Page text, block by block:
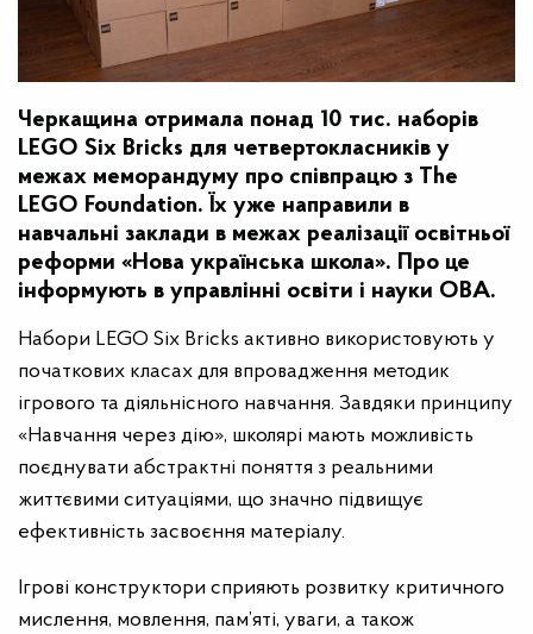
Черкащина отримала понад 10 тис. наборів
LEGO Six Bricks для четвертокласників у
межах меморандуму про співпрацю з The
LEGO Foundation. Їх уже направили в
навчальні заклади в межах реалізації освітньої
реформи «Нова українська школа». Про це
інформують в управлінні освіти і науки ОВА.
Набори LEGO Six Bricks активно використовують у
початкових класах для впровадження методик
ігрового та діяльнісного навчання. Завдяки принципу
«Навчання через дію», школярі мають можливість
поєднувати абстрактні поняття з реальними
життєвими ситуаціями, що значно підвищує
ефективність засвоєння матеріалу.
Ігрові конструктори сприяють розвитку критичного
мислення, мовлення, пам’яті, уваги, а також